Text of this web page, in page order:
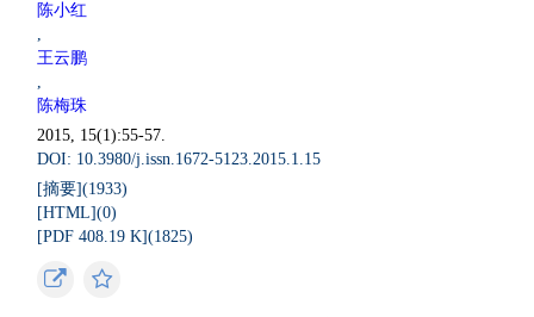
陈小红
,
王云鹏
,
陈梅珠
2015, 15(1):55-57.
DOI: 10.3980/j.issn.1672-5123.2015.1.15
[摘要](1933)
[HTML](0)
[PDF 408.19 K](1825)